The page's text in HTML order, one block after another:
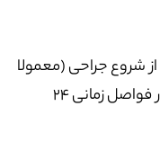
1 ساعت پس از شروع جراحی (معمولا
یک بار در اتاق عمل) داده می شود و در فواصل زمانی 24